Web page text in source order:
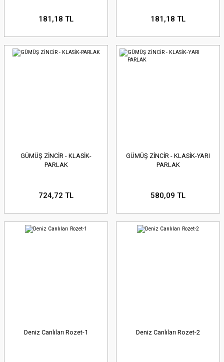
181,18 TL 181,18 TL
GÜMÜŞ ZİNCİR - KLASİK-
PARLAK
724,72 TL
GÜMÜŞ ZİNCİR - KLASİK-YARI
PARLAK
580,09 TL
Deniz Canlıları Rozet-1 Deniz Canlıları Rozet-2